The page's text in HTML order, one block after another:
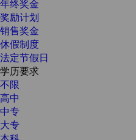
年终奖金
奖励计划
销售奖金
休假制度
法定节假日
学历要求
不限
高中
中专
大专